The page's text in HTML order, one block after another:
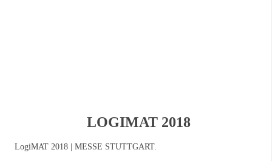
LOGIMAT 2018
LogiMAT 2018 | MESSE STUTTGART.